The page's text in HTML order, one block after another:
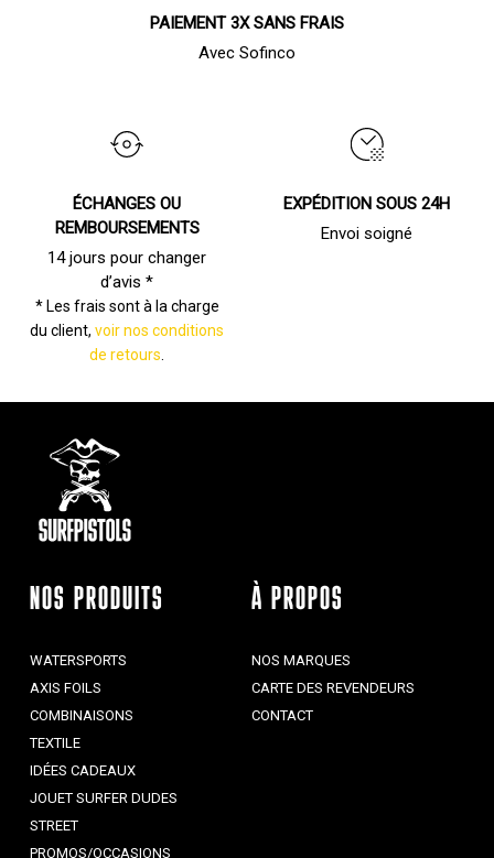
PAIEMENT 3X SANS FRAIS
Avec Sofinco
ÉCHANGES OU
REMBOURSEMENTS
14 jours pour changer
d’avis *
* Les frais sont à la charge
du client,voir nos conditions
de retours
EXPÉDITION SOUS 24H
Envoi soigné
NOS PRODUITS
WATERSPORTS
AXIS FOILS
COMBINAISONS
TEXTILE
IDÉES CADEAUX
JOUET SURFER DUDES
STREET
PROMOS/OCCASIONS
À PROPOS
NOS MARQUES
CARTE DES REVENDEURS
CONTACT